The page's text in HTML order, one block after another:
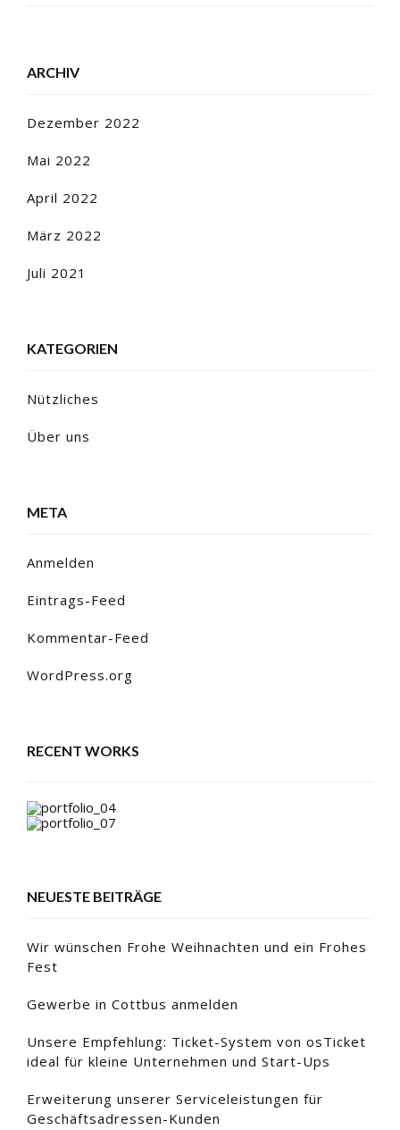
ARCHIV
Dezember 2022
Mai 2022
April 2022
März 2022
Juli 2021
KATEGORIEN
Nützliches
Über uns
META
Anmelden
Eintrags-Feed
Kommentar-Feed
WordPress.org
RECENT WORKS
NEUESTE BEITRÄGE
Wir wünschen Frohe Weihnachten und ein Frohes
Fest
Gewerbe in Cottbus anmelden
Unsere Empfehlung: Ticket-System von osTicket
ideal für kleine Unternehmen und Start-Ups
Erweiterung unserer Serviceleistungen für
Geschäftsadressen-Kunden